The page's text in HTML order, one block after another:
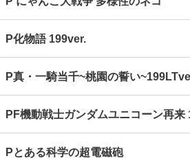
P化物語 199ver.
P真・一騎当千~桃園の誓い
PF機動戦士ガンダムユニコーン再来
Pとある科学の超電磁砲